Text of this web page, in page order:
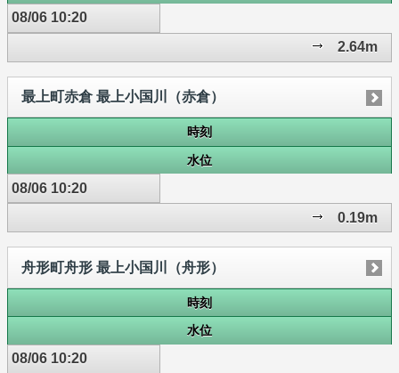
08/06 10:20
2.64m
最上町赤倉 最上小国川（赤倉）
時刻
水位
08/06 10:20
0.19m
舟形町舟形 最上小国川（舟形）
時刻
水位
08/06 10:20